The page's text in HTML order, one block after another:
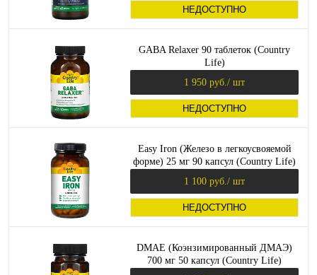
НЕДОСТУПНО
GABA Relaxer 90 таблеток (Country
Life)
1 950 руб. / шт
НЕДОСТУПНО
Easy Iron (Железо в легкоусвояемой
форме) 25 мг 90 капсул (Country Life)
1 100 руб. / шт
НЕДОСТУПНО
DMAE (Коэнзимированный ДМАЭ)
700 мг 50 капсул (Country Life)